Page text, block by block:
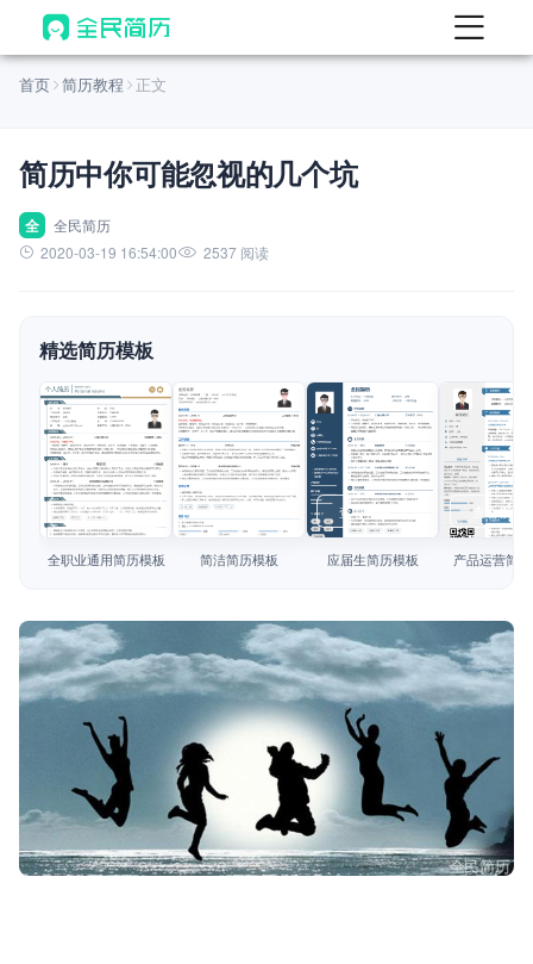
首页
AI 生成简历
AI 优化简历
AI 翻译简历
AI 模拟面试
面试自我介绍
AI 职场工具 New
简历模板
简历教程
首页 简历教程 正文
简历中你可能忽视的几个坑
全
全民简历
2020-03-19 16:54:00
2537 阅读
精选简历模板
查看模板
全职业通用简历模板
查看模板
简洁简历模板
查看模板
应届生简历模板
查看模板
产品运营简